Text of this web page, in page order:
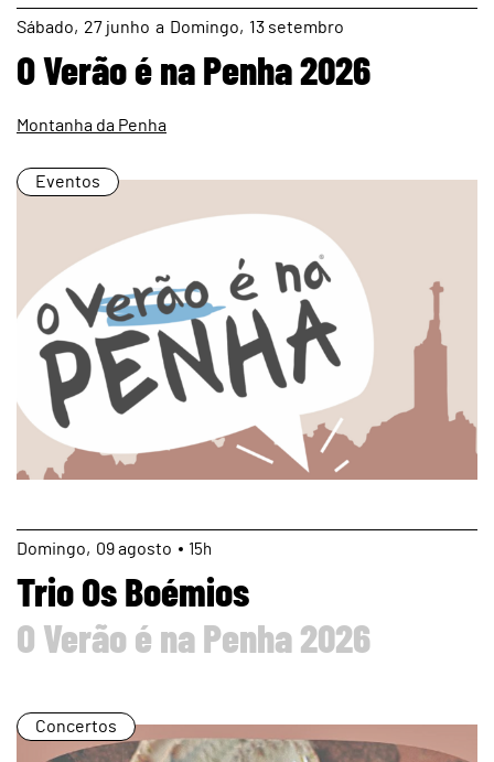
page
27 junho
Sábado a 13 setembro
Domingo
O Verão é na Penha 2026
Montanha da Penha
Eventos
page
09agosto
Domingo 15h
Trio Os Boémios
O Verão é na Penha 2026
Concertos